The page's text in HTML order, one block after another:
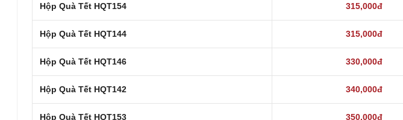
Hộp Quà Tết HQT154 315,000đ
Hộp Quà Tết HQT144 315,000đ
Hộp Quà Tết HQT146 330,000đ
Hộp Quà Tết HQT142 340,000đ
Hộp Quà Tết HQT153 350,000đ